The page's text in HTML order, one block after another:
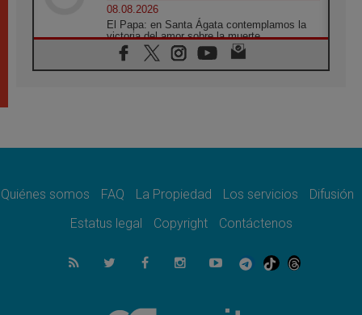
08.08.2026
El Papa: en Santa Ágata contemplamos la
victoria del amor sobre la muerte
08.08.2026
León XIV visitará el Santuario de la Madre
07.08.2026
07.08.2026
el compromiso del cristiano"
La matanza de niños en Gaza no cesa: 300
muertos en 300 días
Tagle: La guerra desfigura el mundo, solo la
Quiénes somos FAQ La Propiedad Los servicios
Difusión
Estatus legal
Copyright Contáctenos